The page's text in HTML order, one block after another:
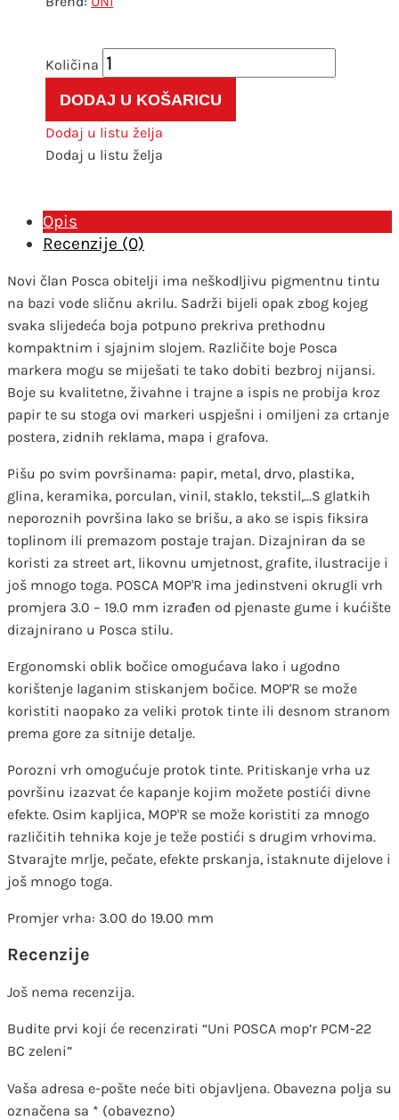
Uni
POSCA
mop'r
PCM-
22
količina
DODAJ U KOŠARICU
Dodaj u listu želja
Dodaj u listu želja
Opis
Recenzije (0)
Novi član Posca obitelji ima neškodljivu pigmentnu tintu
na bazi vode sličnu akrilu. Sadrži bijeli opak zbog kojeg
svaka slijedeća boja potpuno prekriva prethodnu
kompaktnim i sjajnim slojem. Različite boje Posca
markera mogu se miješati te tako dobiti bezbroj nijansi.
Boje su kvalitetne, živahne i trajne a ispis ne probija kroz
papir te su stoga ovi markeri uspješni i omiljeni za crtanje
postera, zidnih reklama, mapa i grafova.
Pišu po svim površinama: papir, metal, drvo, plastika,
glina, keramika, porculan, vinil, staklo, tekstil,...S glatkih
neporoznih površina lako se brišu, a ako se ispis fiksira
toplinom ili premazom postaje trajan. Dizajniran da se
koristi za street art, likovnu umjetnost, grafite, ilustracije i
još mnogo toga. POSCA MOP'R ima jedinstveni okrugli vrh
promjera 3.0 – 19.0 mm izrađen od pjenaste gume i kućište
dizajnirano u Posca stilu.
Ergonomski oblik bočice omogućava lako i ugodno
korištenje laganim stiskanjem bočice. MOP'R se može
koristiti naopako za veliki protok tinte ili desnom stranom
prema gore za sitnije detalje.
Porozni vrh omogućuje protok tinte. Pritiskanje vrha uz
površinu izazvat će kapanje kojim možete postići divne
efekte. Osim kapljica, MOP'R se može koristiti za mnogo
različitih tehnika koje je teže postići s drugim vrhovima.
Stvarajte mrlje, pečate, efekte prskanja, istaknute dijelove i
još mnogo toga.
Promjer vrha: 3.00 do 19.00 mm
Recenzije
Još nema recenzija.
Budite prvi koji će recenzirati “Uni POSCA mop’r PCM-22
BC zeleni”
Vaša adresa e-pošte neće biti objavljena. Obavezna polja su
označena sa * (obavezno)